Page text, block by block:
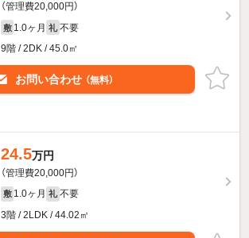
（管理費20,000円）
敷 1.0ヶ月 礼 不要
9階 / 2DK / 45.0㎡
お問い合わせ （無料）
24.5万円
（管理費20,000円）
敷 1.0ヶ月 礼 不要
3階 / 2LDK / 44.02㎡